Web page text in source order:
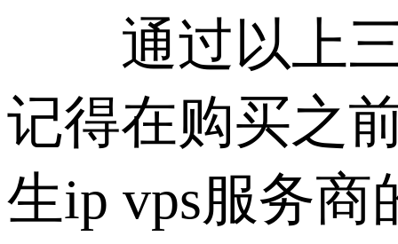
通过以上三
记得在购买之
生ip vps服务